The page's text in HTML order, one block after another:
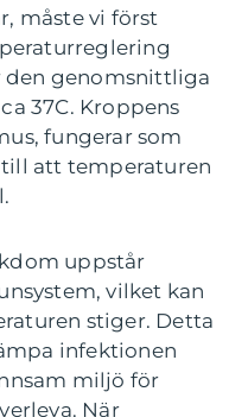
måste vi först
genomsnittliga
37C. Kroppens
fungerar som
att temperaturen
uppstår
vilket kan
stiger. Detta
infektionen
miljö för
När